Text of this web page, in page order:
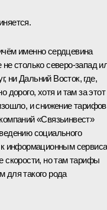
именно сердцевина
столько северо-запад
ни Дальний Восток, где,
дорого, хотя и там за этот
и снижение тарифов
«Связьинвест»
социального
информационным
скорости, но там тарифы
для такого рода